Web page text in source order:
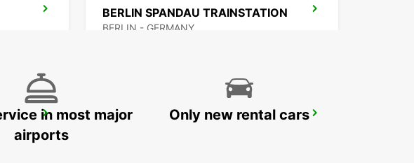
BERLIN SPANDAU TRAINSTATION
BERLIN - GERMANY
BERLIN HELLERSDORF
in most major
airports
Only new rental cars